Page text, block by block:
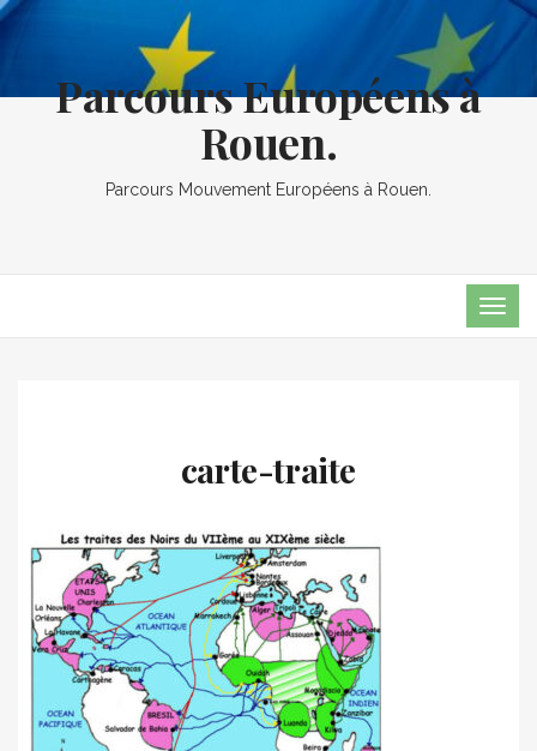
Parcours Européens à
Rouen.
Parcours Mouvement Européens à Rouen.
carte-traite